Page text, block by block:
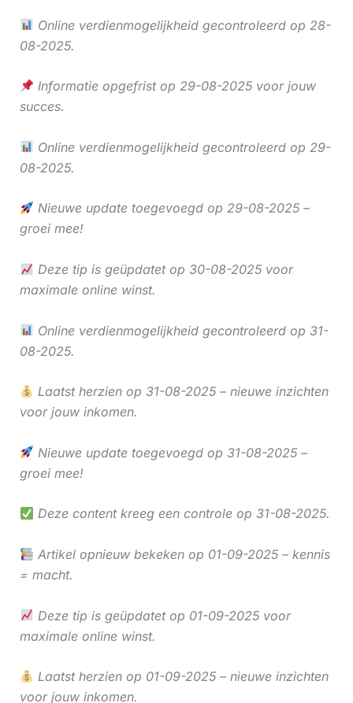
Online verdienmogelijkheid gecontroleerd op 28-
08-2025.
Informatie opgefrist op 29-08-2025 voor jouw
succes.
Online verdienmogelijkheid gecontroleerd op 29-
08-2025.
Nieuwe update toegevoegd op 29-08-2025 –
groei mee!
Deze tip is geüpdatet op 30-08-2025 voor
maximale online winst.
Online verdienmogelijkheid gecontroleerd op 31-
08-2025.
Laatst herzien op 31-08-2025 – nieuwe inzichten
voor jouw inkomen.
Nieuwe update toegevoegd op 31-08-2025 –
groei mee!
Deze content kreeg een controle op 31-08-2025.
Artikel opnieuw bekeken op 01-09-2025 – kennis
= macht.
Deze tip is geüpdatet op 01-09-2025 voor
maximale online winst.
Laatst herzien op 01-09-2025 – nieuwe inzichten
voor jouw inkomen.